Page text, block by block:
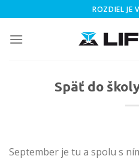
to
content
ROZDIEL JE
Späť do
September je tu a spolu s